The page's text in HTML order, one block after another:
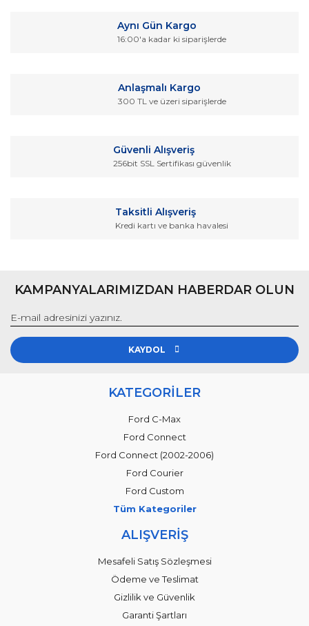
Görüş ve önerileriniz için teşekkür ederiz.
Ürün bilgilerinde hatalar bulunuyor.
Gönder
Aynı Gün Kargo
16:00'a kadar ki siparişlerde
Anlaşmalı Kargo
300 TL ve üzeri siparişlerde
Güvenli Alışveriş
256bit SSL Sertifikası güvenlik
Taksitli Alışveriş
Kredi kartı ve banka havalesi
KAMPANYALARIMIZDAN HABERDAR OLUN
KAYDOL
KATEGORİLER
Ford C-Max
Ford Connect
Ford Connect (2002-2006)
Ford Courier
Ford Custom
Tüm Kategoriler
ALIŞVERİŞ
Mesafeli Satış Sözleşmesi
Ödeme ve Teslimat
Gizlilik ve Güvenlik
Garanti Şartları